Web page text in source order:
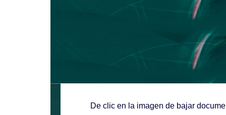
De clic en la imagen de bajar